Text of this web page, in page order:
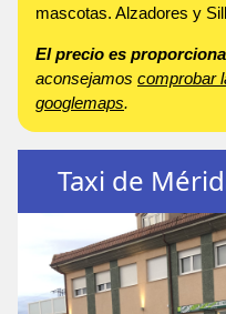
mascotas. Alzadores y
El precio es
aconsejamos comprobar
googlemaps.
Taxi de